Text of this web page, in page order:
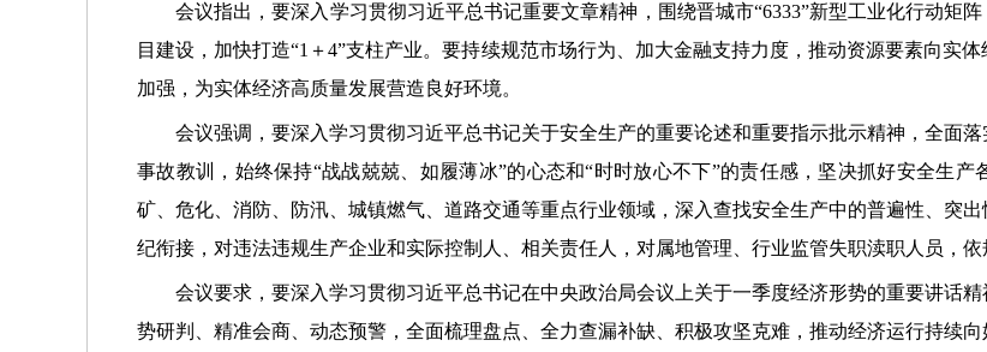
会议指出，要深入学习贯彻习近平总书记重要文章精神，围绕晋城市“6333”新型工业化行动矩
目建设，加快打造“1＋4”支柱产业。要持续规范市场行为、加大金融支持力度，推动资源要素向实
加强，为实体经济高质量发展营造良好环境。
会议强调，要深入学习贯彻习近平总书记关于安全生产的重要论述和重要指示批示精神，全面
事故教训，始终保持“战战兢兢、如履薄冰”的心态和“时时放心不下”的责任感，坚决抓好安全生
矿、危化、消防、防汛、城镇燃气、道路交通等重点行业领域，深入查找安全生产中的普遍性、突
纪衔接，对违法违规生产企业和实际控制人、相关责任人，对属地管理、行业监管失职渎职人员，
会议要求，要深入学习贯彻习近平总书记在中央政治局会议上关于一季度经济形势的重要讲话
势研判、精准会商、动态预警，全面梳理盘点、全力查漏补缺、积极攻坚克难，推动经济运行持续向